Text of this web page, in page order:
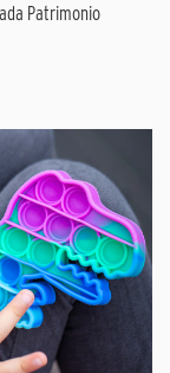
Patrimonio